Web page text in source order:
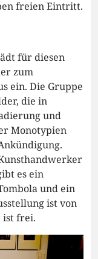
freien Eintritt.
für diesen
zum
ein. Die Gruppe
die in
und
Monotypien
es ein
und ein
ist von
ist frei.